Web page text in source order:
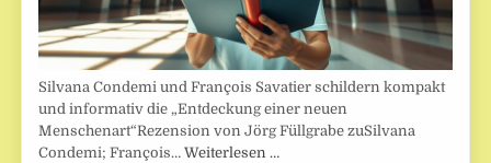
Silvana Condemi und François Savatier schildern kompakt
und informativ die „Entdeckung einer neuen
Menschenart“Rezension von Jörg Füllgrabe zuSilvana
Condemi; François…Weiterlesen …